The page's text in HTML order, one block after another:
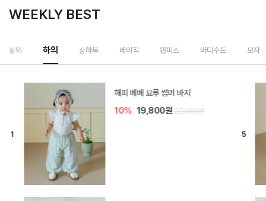
WEEKLY BEST
상의 하의 상하복 베이직 원피스 바디수트 모자
[SIZE ~6Y] 델린 린넨 바지
10% 21,600원 24,000원